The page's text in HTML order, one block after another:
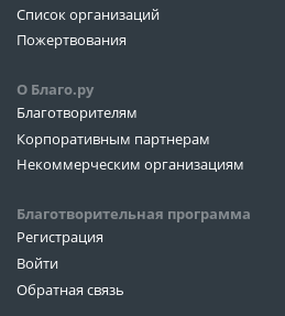
Список организаций
Пожертвования
О Благо.ру
Благотворителям
Корпоративным партнерам
Некоммерческим организациям
Благотворительная программа
Регистрация
Войти
Обратная связь